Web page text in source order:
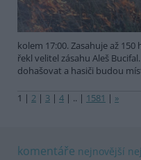
kolem 17:00. Zasahuje až
řekl velitel zásahu Aleš
dohašovat a hasiči budou
1 | 2 | 3 | 4 | .. | 1581 | »
komentáře nejnovější